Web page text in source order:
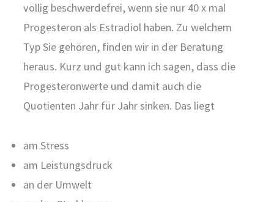
völlig beschwerdefrei, wenn sie nur 40 x mal
Progesteron als Estradiol haben. Zu welchem
Typ Sie gehören, finden wir in der Beratung
heraus. Kurz und gut kann ich sagen, dass die
Progesteronwerte und damit auch die
Quotienten Jahr für Jahr sinken. Das liegt
am Stress
am Leistungsdruck
an der Umwelt